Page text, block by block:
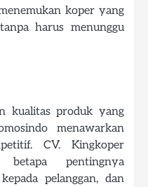
koper yang
harus menunggu
kualitas produk yang
menawarkan
CV. Kingkoper
betapa pentingnya
pelanggan, dan